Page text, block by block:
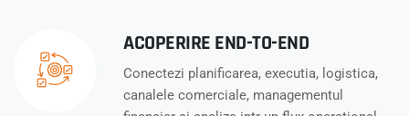
ACOPERIRE END-TO-END
Conectezi planificarea, executia, logistica,
canalele comerciale, managementul